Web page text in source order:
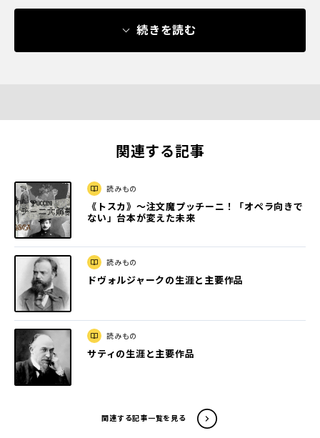
続きを読む
関連する記事
読みもの
《トスカ》～注文魔プッチーニ！「オペラ向きで
ない」台本が変えた未来
読みもの
ドヴォルジャークの生涯と主要作品
読みもの
サティの生涯と主要作品
関連する記事一覧を見る